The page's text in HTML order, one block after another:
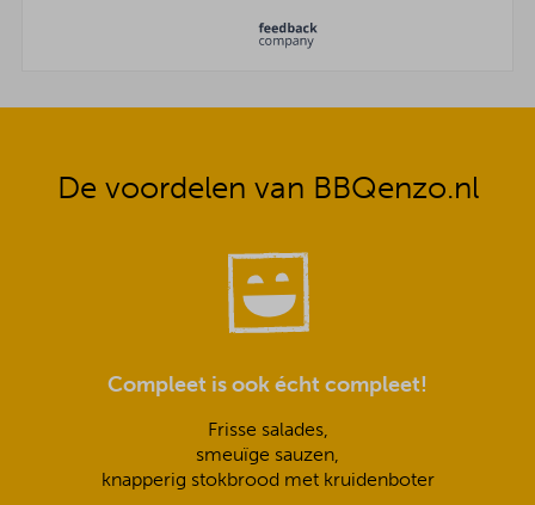
De voordelen van BBQenzo.nl
Compleet is ook écht compleet!
Frisse salades,
smeuïge sauzen,
knapperig stokbrood met kruidenboter